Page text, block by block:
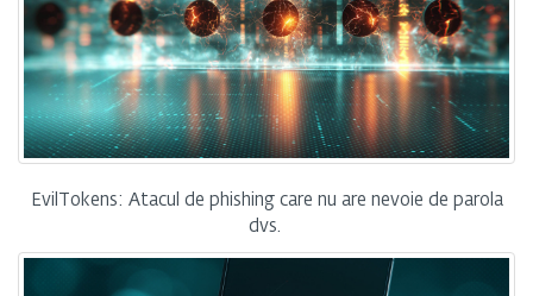
EvilTokens: Atacul de phishing care nu are nevoie de parola
dvs.